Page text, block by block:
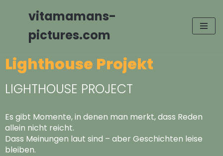
vitamamans-
pictures.com
Lighthouse Projekt
LIGHTHOUSE PROJECT
Es gibt Momente, in denen man merkt, dass Reden
allein nicht reicht.
Dass Meinungen laut sind – aber Geschichten leise
bleiben.